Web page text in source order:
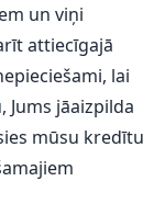
un viņi
attiecīgajā
lai
jāaizpilda
mūsu kredītu